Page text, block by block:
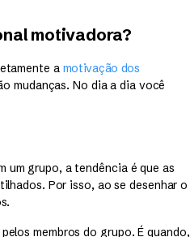
motivadora?
a motivação dos
mudanças. No dia a dia você
um grupo, a tendência é que as
Por isso, ao se desenhar o
membros do grupo. É quando,